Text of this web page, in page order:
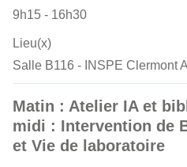
9h15 - 16h30
Lieu(x)
Salle B116 - INSPE Clermont
Matin : Atelier IA et
midi : Intervention de
et Vie de laboratoire